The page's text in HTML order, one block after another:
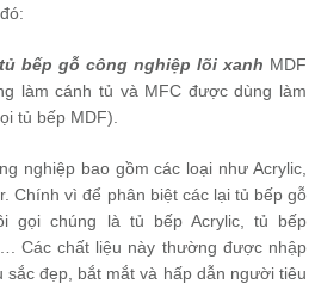
tủ bếp gỗ công nghiệp lõi xanh MDF
làm cánh tủ và MFC được dùng làm
tủ bếp MDF).
nghiệp bao gồm các loại như Acrylic,
Chính vì để phân biệt các lại tủ bếp gỗ
gọi chúng là tủ bếp Acrylic, tủ bếp
Các chất liệu này thường được nhập
đẹp, bắt mắt và hấp dẫn người tiêu